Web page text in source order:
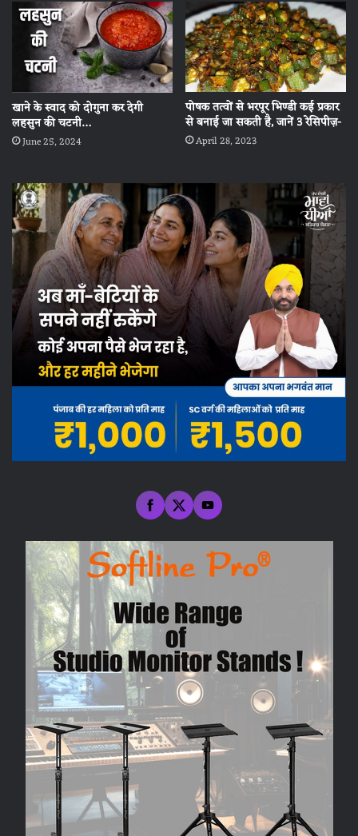
खाने के स्वाद को दोगुना कर देगी
लहसुन की चटनी…
June 25, 2024
पोषक तत्वों से भरपूर भिण्डी कई प्रकार
से बनाई जा सकती है, जानें 3 रेसिपीज़-
April 28, 2023